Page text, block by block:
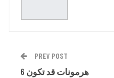
PREV POST
6 هرمونات قد تكون